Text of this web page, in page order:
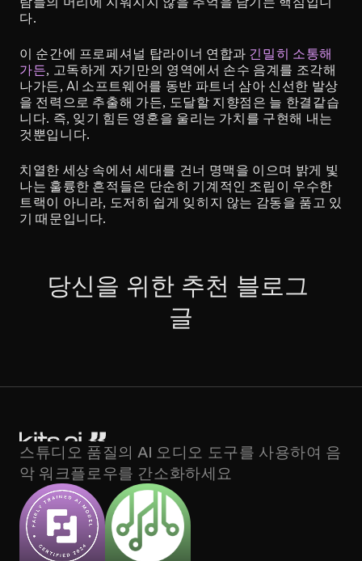
다.
이 순간에 프로페셔널 탑라이너 연합과 긴밀히 소통해
가든, 고독하게 자기만의 영역에서 손수 음계를 조각해
나가든, AI 소프트웨어를 동반 파트너 삼아 신선한 발상
을 전력으로 추출해 가든, 도달할 지향점은 늘 한결같습
니다. 즉, 잊기 힘든 영혼을 울리는 가치를 구현해 내는
것뿐입니다.
치열한 세상 속에서 세대를 건너 명맥을 이으며 밝게 빛
나는 훌륭한 흔적들은 단순히 기계적인 조립이 우수한
트랙이 아니라, 도저히 쉽게 잊히지 않는 감동을 품고 있
기 때문입니다.
당신을 위한 추천 블로그
글
스튜디오 품질의 AI 오디오 도구를 사용하여 음
악 워크플로우를 간소화하세요